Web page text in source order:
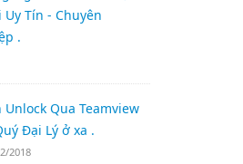
Uy Tín - Chuyên
.
Unlock Qua Teamview
Đại Lý ở xa .
2018